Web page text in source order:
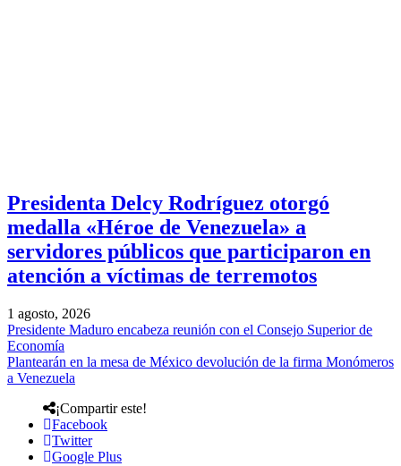
Presidenta Delcy Rodríguez otorgó
medalla «Héroe de Venezuela» a
servidores públicos que participaron en
atención a víctimas de terremotos
1 agosto, 2026
Presidente Maduro encabeza reunión con el Consejo Superior de
Economía
Plantearán en la mesa de México devolución de la firma Monómeros
a Venezuela
¡Compartir este!
Facebook
Twitter
Google Plus